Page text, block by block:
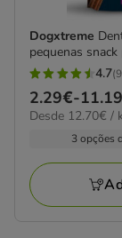
Dogxtreme
pequenas snack
4.7
estrelas
com
avaliações
4.7
Preço
de
11.19€
2.29€-
12.70€
Desde 12.70€ /
3 opções